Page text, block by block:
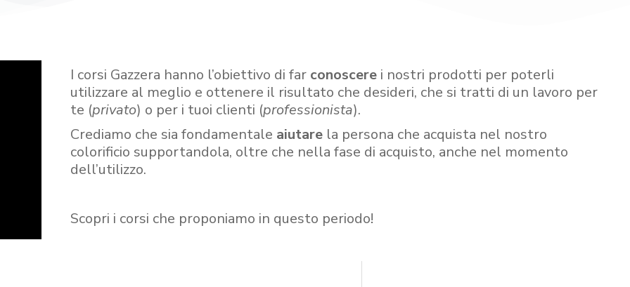
I corsi Gazzera hanno l’obiettivo di far conoscerei nostri prodotti per poterli
utilizzare al meglio e ottenere il risultato che desideri, che si tratti di un lavoro per
te (privato) o per i tuoi clienti (professionista).
Crediamo che sia fondamentale aiutare la persona che acquista nel nostro
colorificio supportandola, oltre che nella fase di acquisto, anche nel momento
dell’utilizzo.
Scopri i corsi che proponiamo in questo periodo!